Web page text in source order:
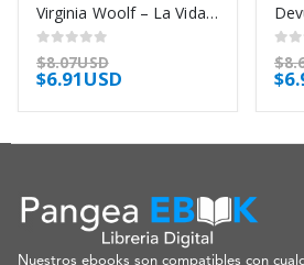
Virginia Woolf – La Vida Por Escrito – Chikiar Bauer Irene
0out of 5
$8.07USD
$6.91USD
0
$
$
Nuestros ebooks son compatibles con